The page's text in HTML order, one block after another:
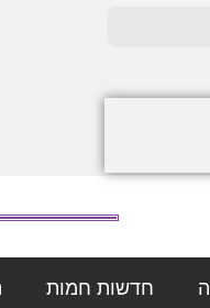
חדשות חמות